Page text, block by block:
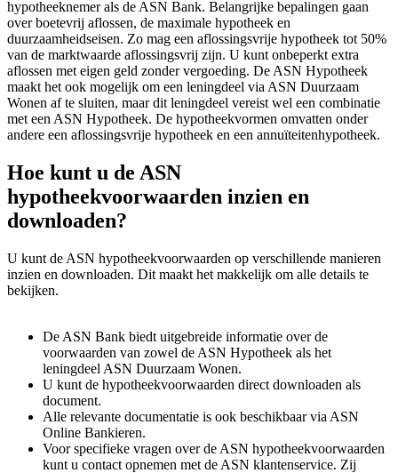
hypotheeknemer als de ASN Bank. Belangrijke bepalingen gaan
over boetevrij aflossen, de maximale hypotheek en
duurzaamheidseisen. Zo mag een aflossingsvrije hypotheek tot 50%
van de marktwaarde aflossingsvrij zijn. U kunt onbeperkt extra
aflossen met eigen geld zonder vergoeding. De ASN Hypotheek
maakt het ook mogelijk om een leningdeel via ASN Duurzaam
Wonen af te sluiten, maar dit leningdeel vereist wel een combinatie
met een ASN Hypotheek. De hypotheekvormen omvatten onder
andere een aflossingsvrije hypotheek en een annuïteitenhypotheek.
Hoe kunt u de ASN
hypotheekvoorwaarden inzien en
downloaden?
U kunt de ASN hypotheekvoorwaarden op verschillende manieren
inzien en downloaden. Dit maakt het makkelijk om alle details te
bekijken.
De ASN Bank biedt uitgebreide informatie over de
voorwaarden van zowel de ASN Hypotheek als het
leningdeel ASN Duurzaam Wonen.
U kunt de hypotheekvoorwaarden direct downloaden als
document.
Alle relevante documentatie is ook beschikbaar via ASN
Online Bankieren.
Voor specifieke vragen over de ASN hypotheekvoorwaarden
kunt u contact opnemen met de ASN klantenservice. Zij